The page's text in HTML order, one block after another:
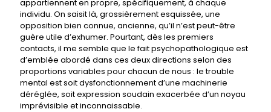
appartiennent en propre, spécifiquement, à chaque
individu. On saisit là, grossièrement esquissée, une
opposition bien connue, ancienne, qu’il n’est peut-être
guère utile d’exhumer. Pourtant, dès les premiers
contacts, il me semble que le fait psychopathologique est
d’emblée abordé dans ces deux directions selon des
proportions variables pour chacun de nous : le trouble
mental est soit dysfonctionnement d’une machinerie
déréglée, soit expression soudain exacerbée d’un noyau
imprévisible et inconnaissable.